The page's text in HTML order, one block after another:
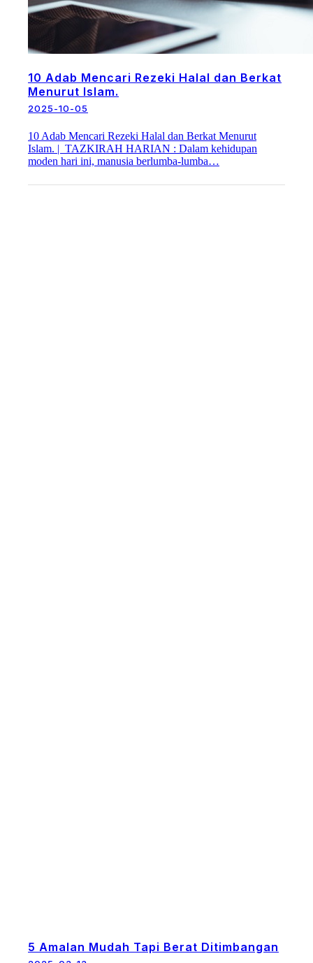
10 Adab Mencari Rezeki Halal dan Berkat
Menurut Islam.
2025-10-05
10 Adab Mencari Rezeki Halal dan Berkat Menurut
Islam. | TAZKIRAH HARIAN : Dalam kehidupan
moden hari ini, manusia berlumba-lumba…
5 Amalan Mudah Tapi Berat Ditimbangan